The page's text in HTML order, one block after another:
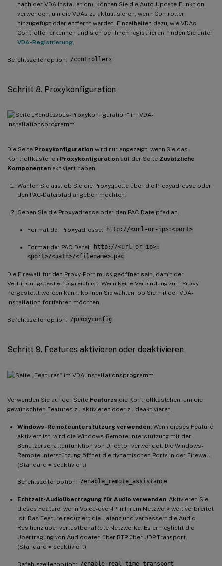
nach der VDA-Installation), können Sie die Auto-Update-Funktion
verwenden, um die VDAs zu aktualisieren, wenn Controller
hinzugefügt oder entfernt werden. Einzelheiten dazu, wie VDAs
Controller erkennen und sich bei ihnen registrieren, finden Sie unter
VDA-Registrierung
Befehlszeilenoption: /controllers
Schritt 8. Proxykonfiguration
Die Seite Proxykonfiguration wird nur angezeigt, wenn Sie das
Kontrollkästchen Proxykonfiguration auf der Seite Zusätzliche
Komponenten aktiviert haben.
Wählen Sie aus, ob Sie die Proxyquelle über die Proxyadresse oder
den PAC-Dateipfad angeben möchten.
Geben Sie die Proxyadresse oder den PAC-Dateipfad an.
Format der Proxyadresse: http://<url-or-ip>:<port>
Format der PAC-Datei:
http://<url-or-ip>:
<port>/<path>/<filename>.pac
Die Firewall für den Proxy-Port muss geöffnet sein, damit der
Verbindungstest erfolgreich ist. Wenn keine Verbindung zum Proxy
hergestellt werden kann, können Sie wählen, ob Sie mit der VDA-
Installation fortfahren möchten.
Befehlszeilenoption: /proxyconfig
Schritt 9. Features aktivieren oder deaktivieren
Verwenden Sie auf der Seite Features die Kontrollkästchen, um die
gewünschten Features zu aktivieren oder zu deaktivieren.
Windows-Remoteunterstützung verwenden: Wenn dieses Feature
aktiviert ist, wird die Windows-Remoteunterstützung mit der
Benutzerschattenfunktion von Director verwendet. Die Windows-
Remoteunterstützung öffnet die dynamischen Ports in der Firewall.
(Standard = deaktiviert)
Befehlszeilenoption: /enable_remote_assistance
Echtzeit-Audioübertragung für Audio verwenden: Aktivieren Sie
dieses Feature, wenn Voice-over-IP in Ihrem Netzwerk weit verbreitet
ist. Das Feature reduziert die Latenz und verbessert die Audio-
Resilienz über verlustbehaftete Netzwerke. Es ermöglicht die
Übertragung von Audiodaten über RTP über UDP-Transport.
(Standard = deaktiviert)
Befehlszeilenoption: /enable_real_time_transport